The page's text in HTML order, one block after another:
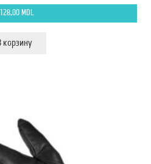
MDL
корзину